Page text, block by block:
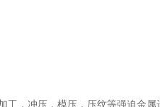
工，冲压，模压，压纹等强迫金属